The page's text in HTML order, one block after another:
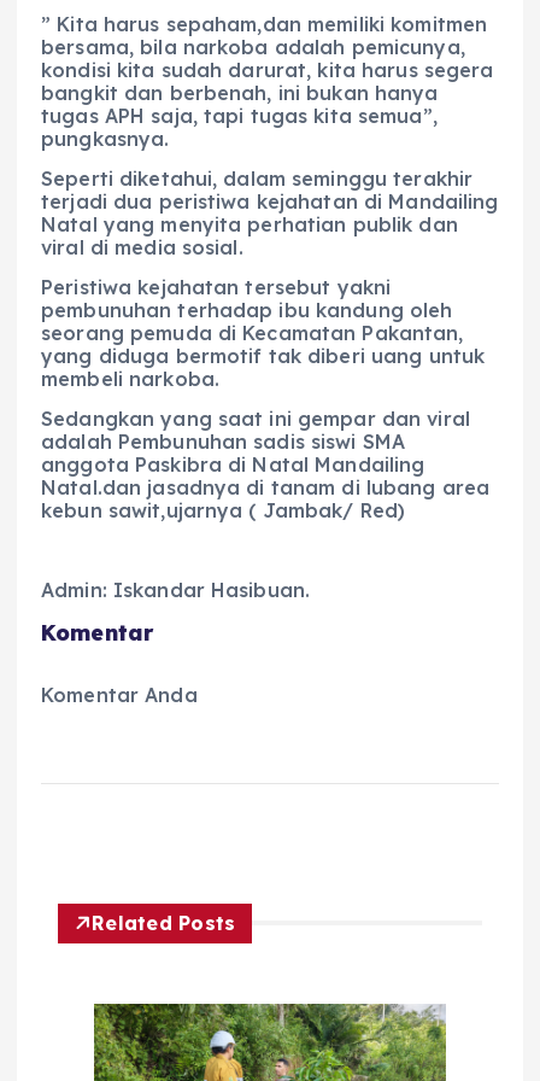
” Kita harus sepaham,dan memiliki komitmen
bersama, bila narkoba adalah pemicunya,
kondisi kita sudah darurat, kita harus segera
bangkit dan berbenah, ini bukan hanya
tugas APH saja, tapi tugas kita semua”,
pungkasnya.
Seperti diketahui, dalam seminggu terakhir
terjadi dua peristiwa kejahatan di Mandailing
Natal yang menyita perhatian publik dan
viral di media sosial.
Peristiwa kejahatan tersebut yakni
pembunuhan terhadap ibu kandung oleh
seorang pemuda di Kecamatan Pakantan,
yang diduga bermotif tak diberi uang untuk
membeli narkoba.
Sedangkan yang saat ini gempar dan viral
adalah Pembunuhan sadis siswi SMA
anggota Paskibra di Natal Mandailing
Natal.dan jasadnya di tanam di lubang area
kebun sawit,ujarnya ( Jambak/ Red)
Admin: Iskandar Hasibuan.
Komentar
Komentar Anda
Related Posts